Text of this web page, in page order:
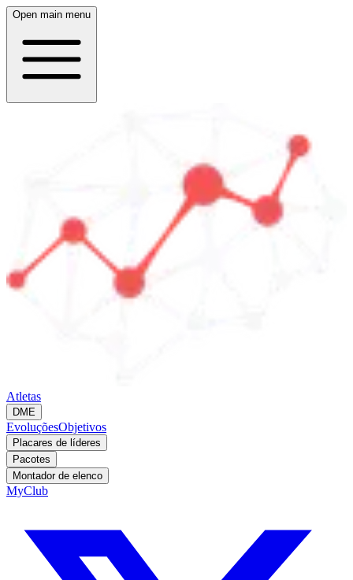
Open main menu
Atletas
DME
EvoluçõesObjetivos
Placares de líderes
Pacotes
Montador de elenco
MyClub